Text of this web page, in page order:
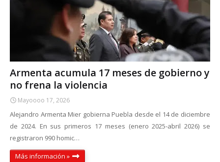
Armenta acumula 17 meses de gobierno y
no frena la violencia
Mayoooo 17, 2026
Alejandro Armenta Mier gobierna Puebla desde el 14 de diciembre
de 2024. En sus primeros 17 meses (enero 2025-abril 2026) se
registraron 990 homic…
Más información »